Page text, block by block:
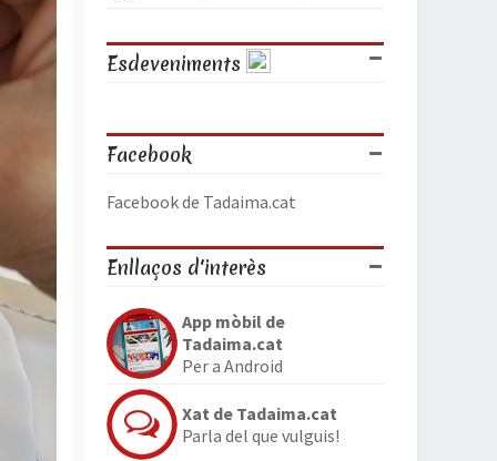
Esdeveniments
Facebook
Facebook de Tadaima.cat
Enllaços d'interès
App mòbil de
Tadaima.cat
Per a Android
Xat de Tadaima.cat
Parla del que vulguis!